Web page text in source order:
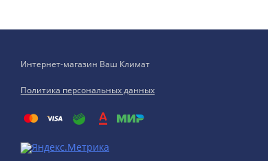
Интернет-магазин Ваш Климат
Политика персональных данных